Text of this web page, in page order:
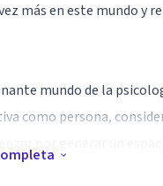
más en este mundo y
mundo de la
como persona,